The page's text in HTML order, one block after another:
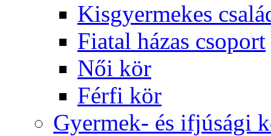
Kisgyermekes
Fiatal házas csoport
Női kör
Férfi kör
Gyermek- és ifjúsági